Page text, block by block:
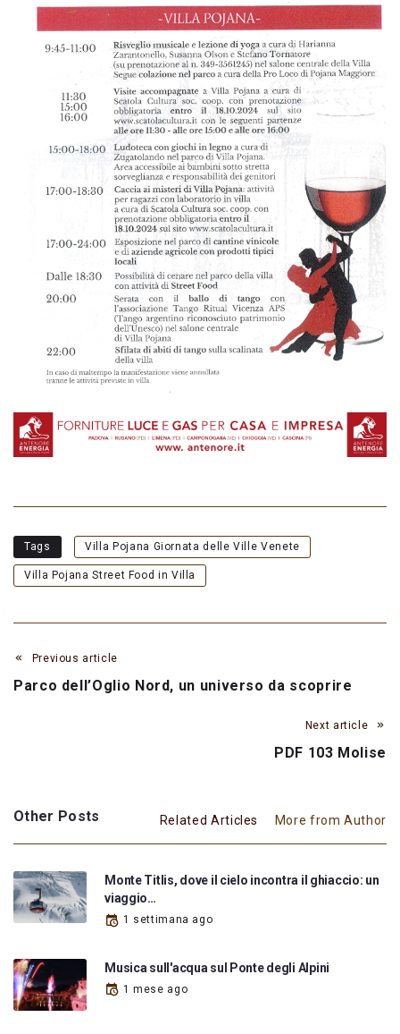
Tags Villa Pojana Giornata delle Ville Venete
Villa Pojana Street Food in Villa
Previous article
Parco dell’Oglio Nord, un universo da scoprire
Next article
PDF 103 Molise
Other Posts Related Articles More from Author
Monte Titlis, dove il cielo incontra il ghiaccio: un
viaggio…
1 settimana ago
Musica sull'acqua sul Ponte degli Alpini
1 mese ago